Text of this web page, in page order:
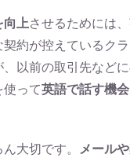
向上させるためには
約が控えているク
以前の取引先などに
って英語で話す機
大切です。 メール